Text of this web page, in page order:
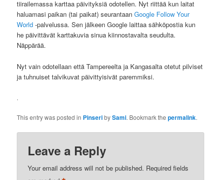
tiirailemassa karttaa päivityksiä odotellen. Nyt riittää kun laitat
haluamasi paikan (tai paikat) seurantaanGoogle Follow Your
World-palvelussa. Sen jälkeen Google laittaa sähköpostia kun
he päivittävät karttakuvia sinua kiinnostavalta seudulta.
Näppärää.
Nyt vain odotellaan että Tampereelta ja Kangasalta otetut pilviset
ja tuhnuiset talvikuvat päivittyisivät paremmiksi.
.
This entry was posted in PinseribySami. Bookmark thepermalink.
Leave a Reply
Your email address will not be published. Required fields